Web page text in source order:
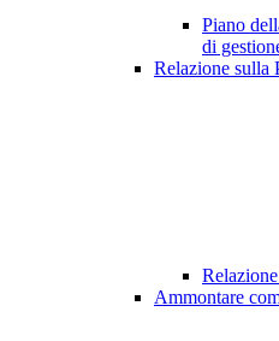
Piano
di
Relazione sulla
Ammontare